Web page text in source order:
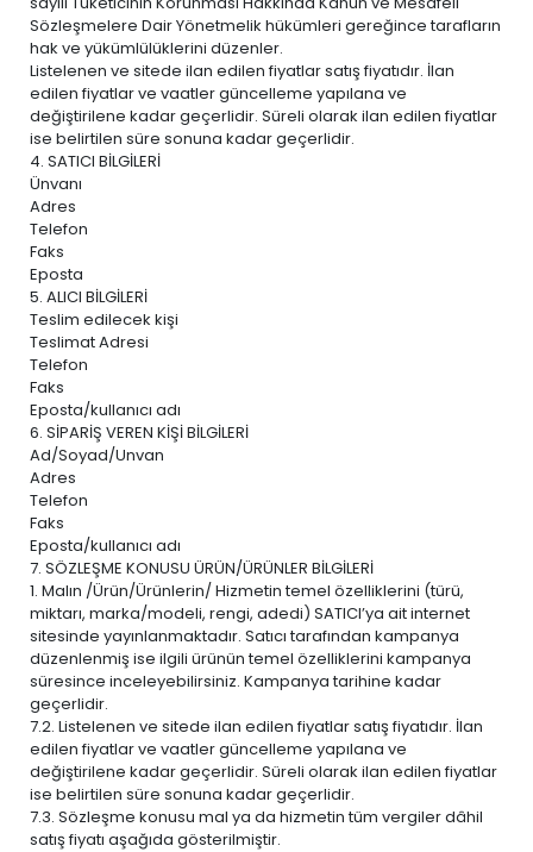
Sözleşmelere Dair Yönetmelik hükümleri gereğince tarafların
hak ve yükümlülüklerini düzenler.
Listelenen ve sitede ilan edilen fiyatlar satış fiyatıdır. İlan
edilen fiyatlar ve vaatler güncelleme yapılana ve
değiştirilene kadar geçerlidir. Süreli olarak ilan edilen fiyatlar
ise belirtilen süre sonuna kadar geçerlidir.
4. SATICI BİLGİLERİ
Ünvanı
Adres
Telefon
Faks
Eposta
5. ALICI BİLGİLERİ
Teslim edilecek kişi
Teslimat Adresi
Telefon
Faks
Eposta/kullanıcı adı
6. SİPARİŞ VEREN KİŞİ BİLGİLERİ
Ad/Soyad/Unvan
Adres
Telefon
Faks
Eposta/kullanıcı adı
7. SÖZLEŞME KONUSU ÜRÜN/ÜRÜNLER BİLGİLERİ
1. Malın /Ürün/Ürünlerin/ Hizmetin temel özelliklerini (türü,
miktarı, marka/modeli, rengi, adedi) SATICI’ya ait internet
sitesinde yayınlanmaktadır. Satıcı tarafından kampanya
düzenlenmiş ise ilgili ürünün temel özelliklerini kampanya
süresince inceleyebilirsiniz. Kampanya tarihine kadar
geçerlidir.
7.2. Listelenen ve sitede ilan edilen fiyatlar satış fiyatıdır. İlan
edilen fiyatlar ve vaatler güncelleme yapılana ve
değiştirilene kadar geçerlidir. Süreli olarak ilan edilen fiyatlar
ise belirtilen süre sonuna kadar geçerlidir.
7.3. Sözleşme konusu mal ya da hizmetin tüm vergiler dâhil
satış fiyatı aşağıda gösterilmiştir.